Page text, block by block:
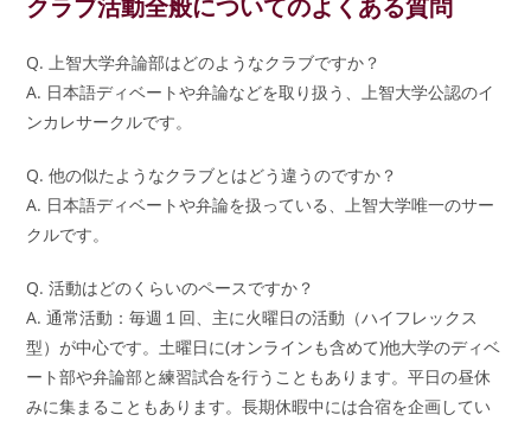
クラブ活動全般についてのよくある質問
Q. 上智大学弁論部はどのようなクラブですか？
A. 日本語ディベートや弁論などを取り扱う、上智大学公認のイ
ンカレサークルです。
Q. 他の似たようなクラブとはどう違うのですか？
A. 日本語ディベートや弁論を扱っている、上智大学唯一のサー
クルです。
Q. 活動はどのくらいのペースですか？
A. 通常活動：毎週１回、主に火曜日の活動（ハイフレックス
型）が中心です。土曜日に(オンラインも含めて)他大学のディベ
ート部や弁論部と練習試合を行うこともあります。平日の昼休
みに集まることもあります。長期休暇中には合宿を企画してい